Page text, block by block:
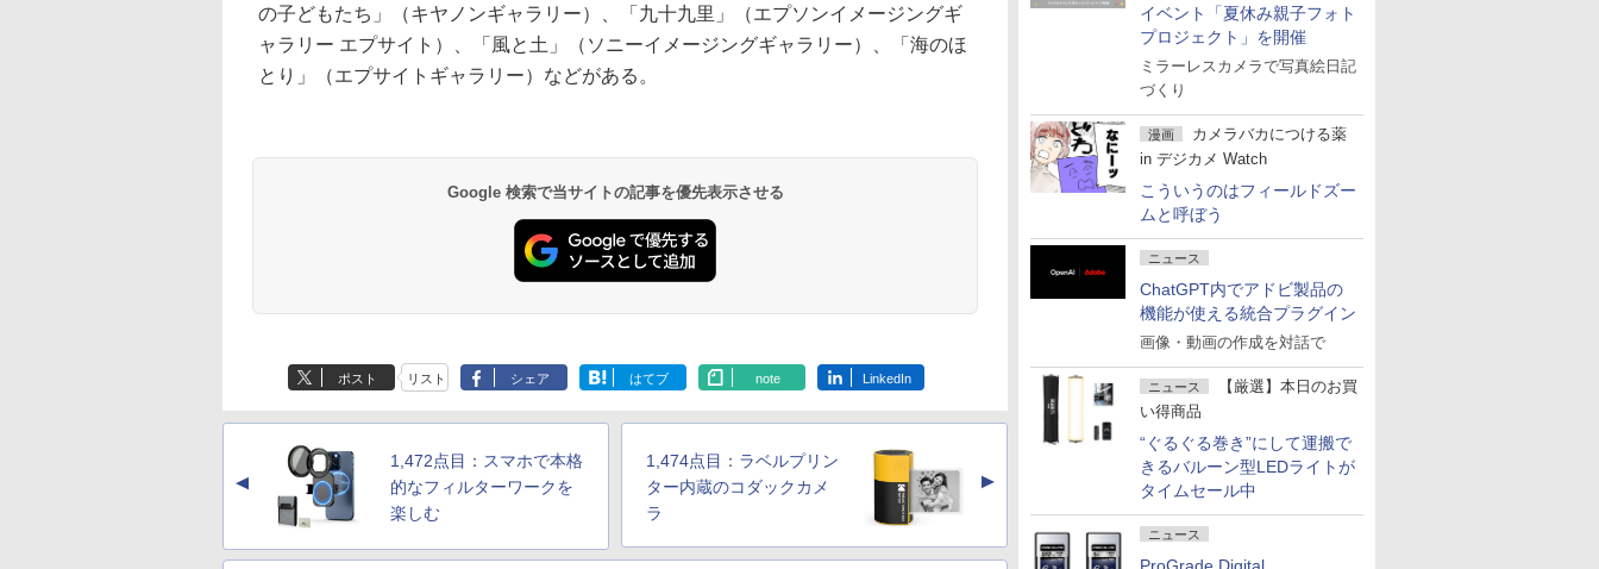
イベント「夏休み親子フォト
プロジェクト」を開催
ミラーレスカメラで写真絵日記
づくり
漫画
カメラバカにつける薬
in デジカメ Watch
こういうのはフィールドズー
ムと呼ぼう
ニュース
ChatGPT内でアドビ製品の
機能が使える統合プラグイン
画像・動画の作成を対話で
ニュース
【厳選】本日のお買
い得商品
“ぐるぐる巻き”にして運搬で
きるバルーン型LEDライトが
タイムセール中
ニュース
の子どもたち」（キヤノンギャラリー）、「九十九里」（エプソンイメージングギ
ャラリー エプサイト）、「風と土」（ソニーイメージングギャラリー）、「海のほ
とり」（エプサイトギャラリー）などがある。
Google 検索で当サイトの記事を優先表示させる
ポスト リスト シェア はてブ note LinkedIn
▲
1,472点目：スマホで本格
的なフィルターワークを
楽しむ
1,474点目：ラベルプリン
ター内蔵のコダックカメ
ラ
▲